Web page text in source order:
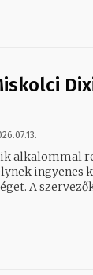
alkalommal
ingyenes